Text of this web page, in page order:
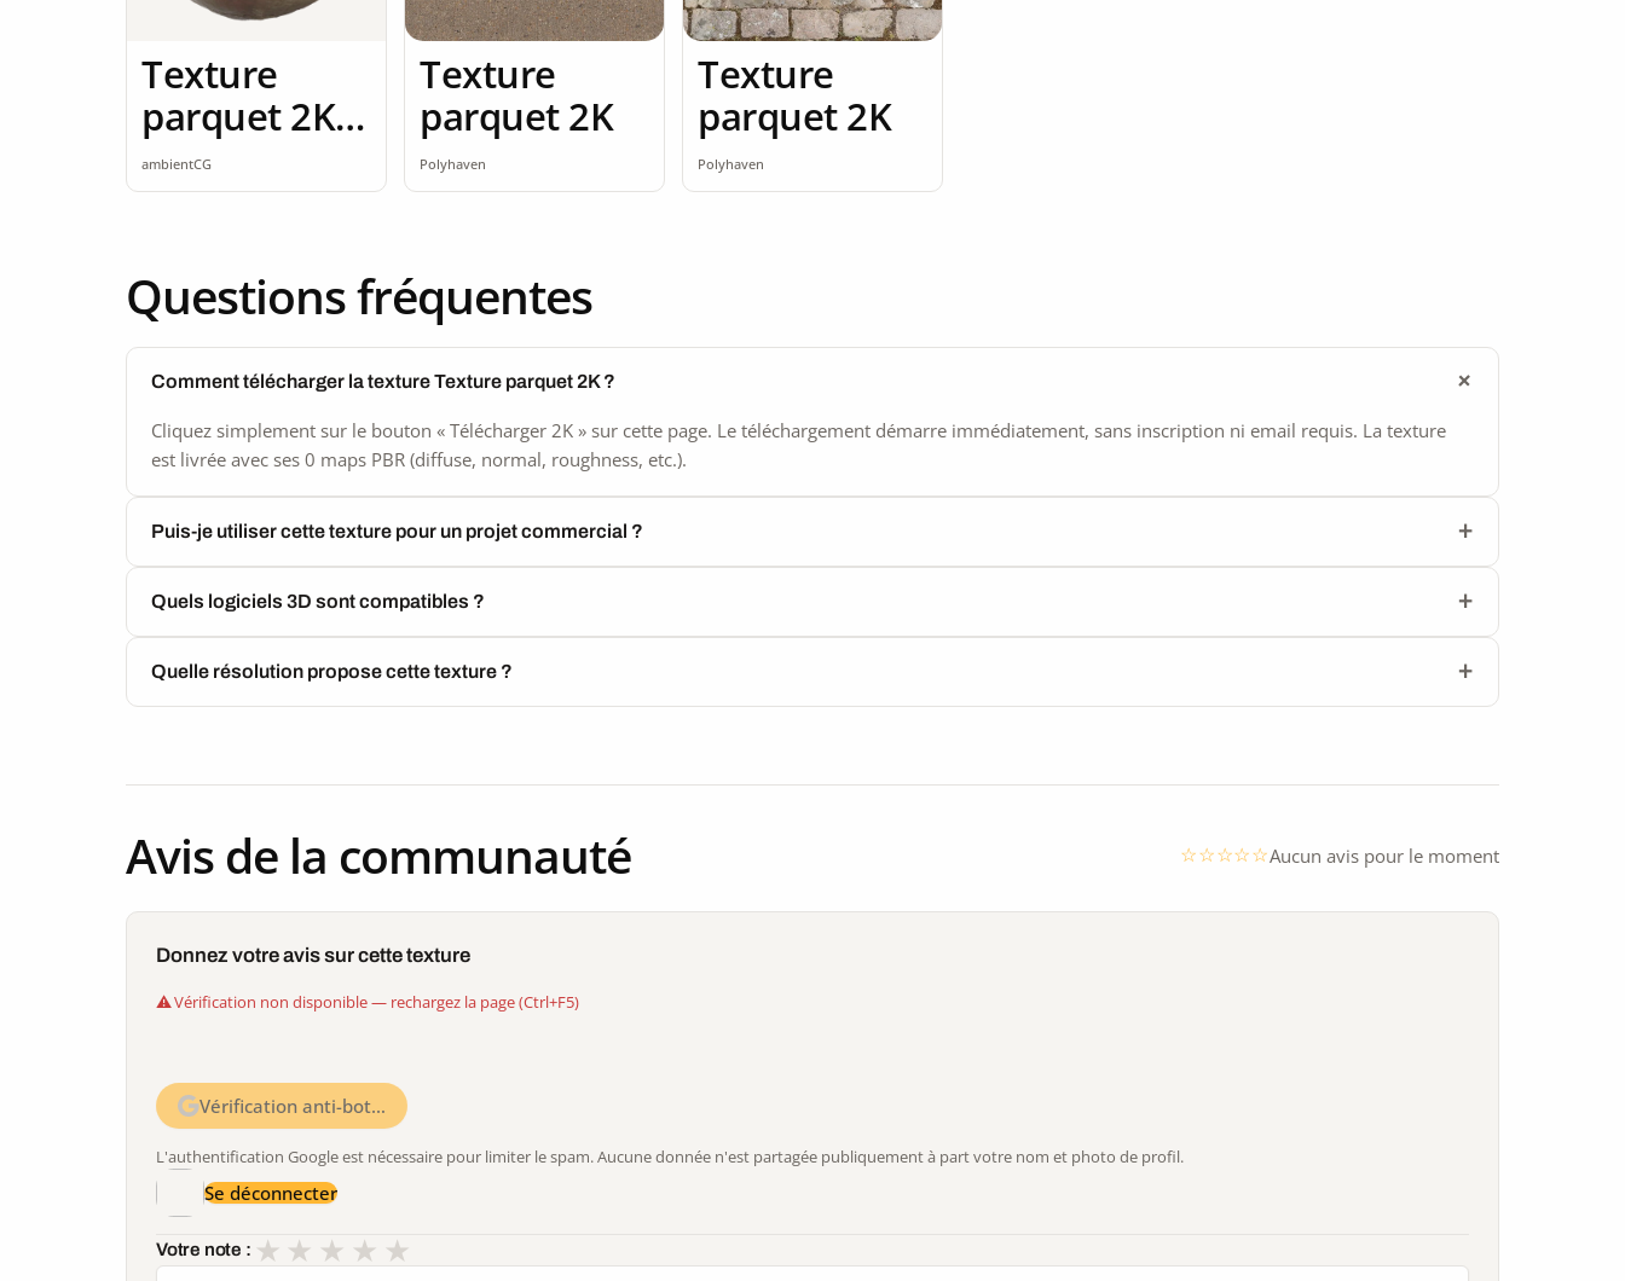
Texture
parquet 2K
seamless
ambientCG
Texture
parquet 2K
Polyhaven
Texture
parquet 2K
Polyhaven
Questions fréquentes
Comment télécharger la texture Texture parquet 2K ?
Cliquez simplement sur le bouton « Télécharger 2K » sur cette page. Le téléchargement démarre immédiatement, sans inscription ni email requis. La texture
est livrée avec ses 0 maps PBR (diffuse, normal, roughness, etc.).
Puis-je utiliser cette texture pour un projet commercial ?
Quels logiciels 3D sont compatibles ?
Quelle résolution propose cette texture ?
Avis de la communauté Aucun avis pour le moment
Donnez votre avis sur cette texture
Vérification non disponible — rechargez la page (Ctrl+F5)
Vérification anti-bot…
L'authentification Google est nécessaire pour limiter le spam. Aucune donnée n'est partagée publiquement à part votre nom et photo de profil.
Se déconnecter
Votre note : ★
★
★
★
★